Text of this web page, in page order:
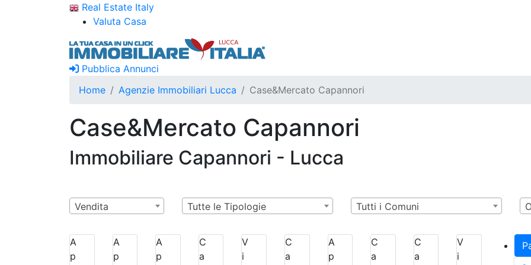
Real Estate Italy
Valuta Casa
Pubblica Annunci
Home
Agenzie Immobiliari Lucca Case&Mercato Capannori
Case&Mercato Capannori
Immobiliare Capannori - Lucca
Vendita Tutte le Tipologie Tutti i Comuni
A
p
A
p
A
p
C
a
V
i
C
a
A
p
C
a
C
a
V
i